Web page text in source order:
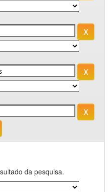
da pesquisa.